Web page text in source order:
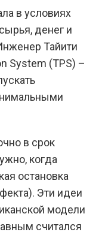
в условиях
денег и
Тайити
System (TPS) –
в срок
когда
остановка
Эти идеи
модели
считался